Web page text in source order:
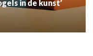
in de kunst’